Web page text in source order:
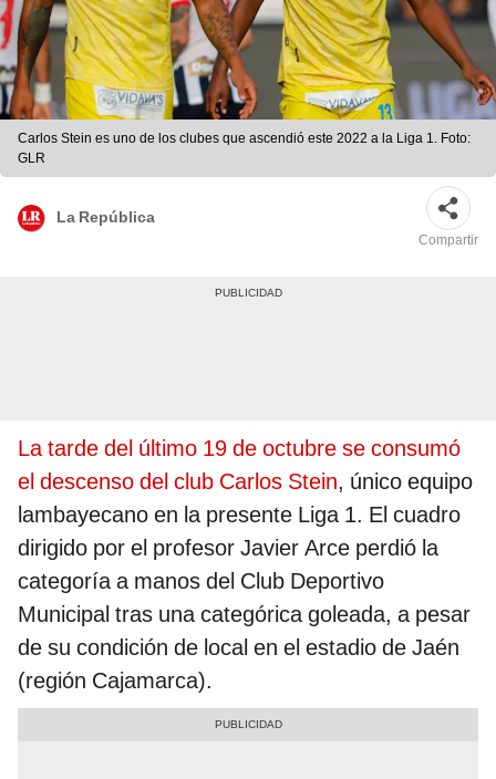
Carlos Stein es uno de los clubes que ascendió este 2022 a la Liga 1. Foto:
GLR
La República
Compartir
La tarde del último 19 de octubre se consumó
el descenso del club Carlos Stein, único equipo
lambayecano en la presente Liga 1. El cuadro
dirigido por el profesor Javier Arce perdió la
categoría a manos del Club Deportivo
Municipal tras una categórica goleada, a pesar
de su condición de local en el estadio de Jaén
(región Cajamarca).